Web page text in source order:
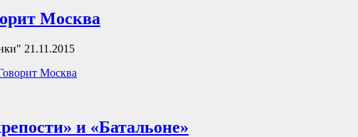
Москва
21.11.2015
Москва
и «Батальоне»